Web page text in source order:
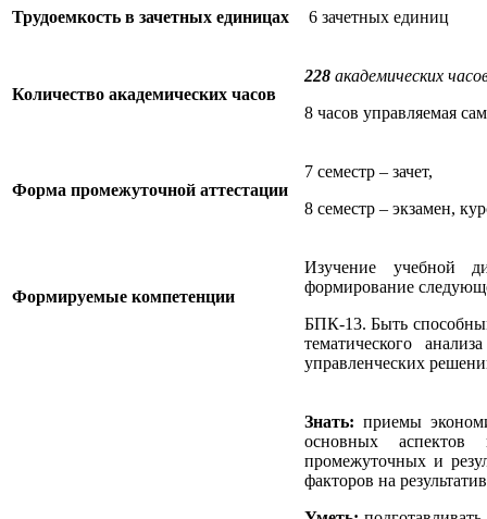
Трудоемкость в зачетных единицах 6 зачетных единиц
Количество академических часов
228 академических
8 часов управляемая
Форма промежуточной аттестации
7 семестр – зачет,
8 семестр – экзамен,
Формируемые компетенции
Изучение учебной
формирование
БПК-13. Быть
тематического
управленческих
Знать: приемы
основных аспектов
промежуточных и
факторов на